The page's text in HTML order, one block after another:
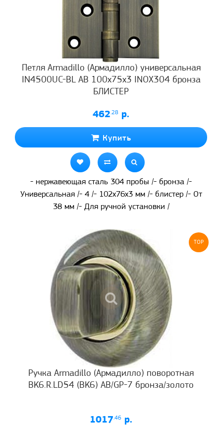
Петля Armadillo (Армадилло) универсальная
IN4500UC-BL AB 100x75x3 INOX304 бронза
БЛИСТЕР
462.28 р.
Купить
- нержавеющая сталь 304 пробы /- бронза /-
Универсальная /- 4 /- 102x76x3 мм /- блистер /- От
38 мм /- Для ручной установки /
TOP
Ручка Armadillo (Армадилло) поворотная
BK6.R.LD54 (BK6) AB/GP-7 бронза/золото
1017.46 р.